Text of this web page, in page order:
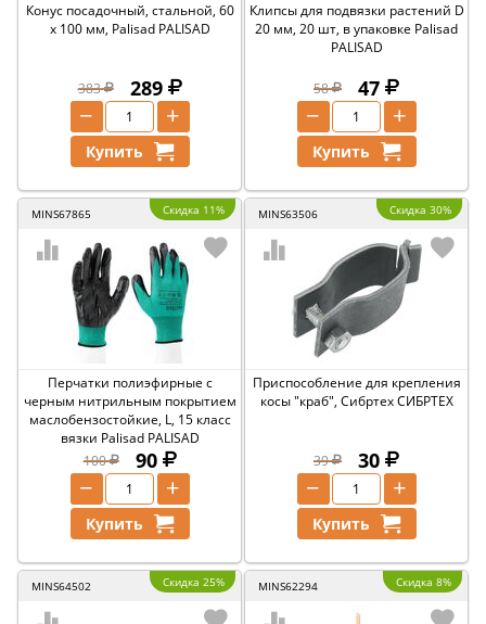
Конус посадочный, стальной, 60
х 100 мм, Palisad PALISAD
383 289
+
−
Купить
Клипсы для подвязки растений D
20 мм, 20 шт, в упаковке Palisad
PALISAD
58 47
+
−
Купить
MINS67865 Скидка 11%
Перчатки полиэфирные с
черным нитрильным покрытием
маслобензостойкие, L, 15 класс
вязки Palisad PALISAD
100
90
+
−
Купить
MINS63506 Скидка 30%
Приспособление для крепления
косы "краб", Сибртех СИБРТЕХ
39 30
+
−
Купить
MINS64502 Скидка 25% MINS62294 Скидка 8%